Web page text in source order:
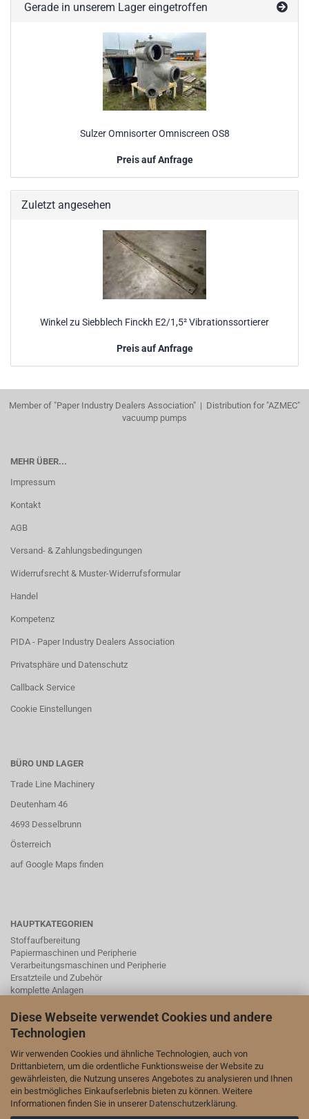
Diese Webseite verwendet Cookies und andere
Technologien
Wir verwenden Cookies und ähnliche Technologien, auch von
Drittanbietern, um die ordentliche Funktionsweise der Website zu
gewährleisten, die Nutzung unseres Angebotes zu analysieren und Ihnen
ein bestmögliches Einkaufserlebnis bieten zu können. Weitere
Informationen finden Sie in unserer Datenschutzerklärung.
Gerade in unserem Lager eingetroffen
Sulzer Omnisorter Omniscreen OS8
Preis auf Anfrage
Zuletzt angesehen
Winkel zu Siebblech Finckh E2/1,5² Vibrationssortierer
Preis auf Anfrage
Member of "Paper Industry Dealers Association" | Distribution for "AZMEC"
vacuump pumps
MEHR ÜBER...
Impressum
Kontakt
AGB
Versand- & Zahlungsbedingungen
Widerrufsrecht & Muster-Widerrufsformular
Handel
Kompetenz
PIDA - Paper Industry Dealers Association
Privatsphäre und Datenschutz
Callback Service
Cookie Einstellungen
BÜRO UND LAGER
Trade Line Machinery
Deutenham 46
4693 Desselbrunn
Österreich
auf Google Maps finden
HAUPTKATEGORIEN
Stoffaufbereitung
Papiermaschinen und Peripherie
Verarbeitungsmaschinen und Peripherie
Ersatzteile und Zubehör
komplette Anlagen
SOCIAL MEDA
Wir sind auch auf LinkedIn und YouTube vertreten:
unsere Seite auf LinkedIn